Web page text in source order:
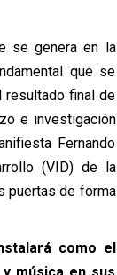
se genera en la
que se
resultado final de
e investigación
Fernando
(VID) de la
puertas de forma
como el